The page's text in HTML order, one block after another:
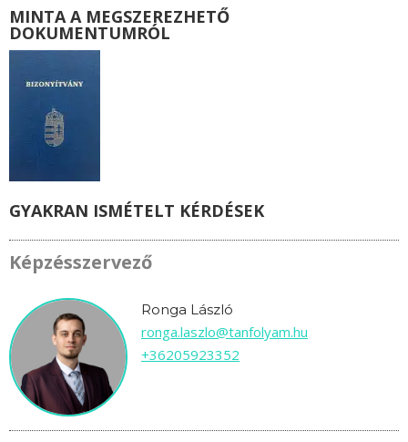
MINTA A MEGSZEREZHETŐ
DOKUMENTUMRÓL
GYAKRAN ISMÉTELT KÉRDÉSEK
Képzésszervező
Ronga László
ronga.laszlo@tanfolyam.hu
+36205923352